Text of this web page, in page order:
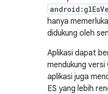
hanya
didukung oleh
Aplikasi dapat
mendukung versi
aplikasi juga
ES yang lebih